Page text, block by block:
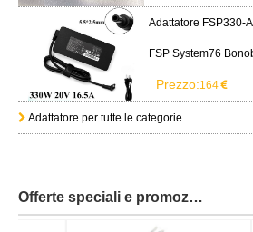
Adattatore FSP330-
Prezzo:164
Adattatore per tutte le categorie
Offerte speciali e promozioni